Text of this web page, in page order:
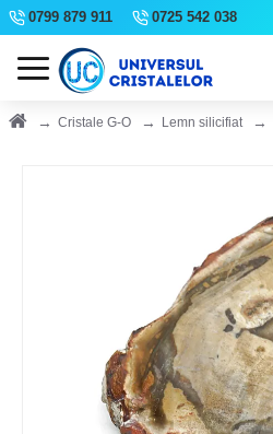
0799 879 911 0725 542 038
Cristale G-O Lemn silicifiat